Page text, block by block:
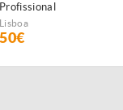
Profissional
Lisboa
50€